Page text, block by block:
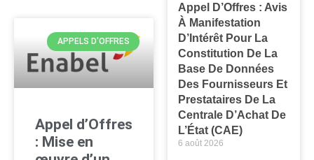
APPELS D'OFFRES
Appel d’Offres
: Mise en
Appel D’Offres : Avis
À Manifestation
D’Intérêt Pour La
Constitution De La
Base De Données
Des Fournisseurs Et
Prestataires De La
Centrale D’Achat De
L’État (CAE)
6 août 2026